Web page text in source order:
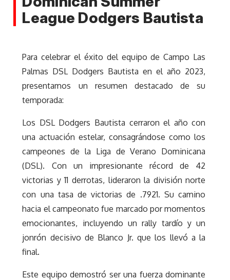
League Dodgers Bautista
Para celebrar el éxito del equipo de Campo Las
Palmas DSL Dodgers Bautista en el año 2023,
presentamos un resumen destacado de su
temporada:
Los DSL Dodgers Bautista cerraron el año con
una actuación estelar, consagrándose como los
campeones de la Liga de Verano Dominicana
(DSL). Con un impresionante récord de 42
victorias y 11 derrotas, lideraron la división norte
con una tasa de victorias de .7921. Su camino
hacia el campeonato fue marcado por momentos
emocionantes, incluyendo un rally tardío y un
jonrón decisivo de Blanco Jr. que los llevó a la
final.
Este equipo demostró ser una fuerza dominante